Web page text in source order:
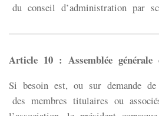
du conseil d’administration par
Article 10 : Assemblée générale
Si besoin est, ou sur demande
des membres titulaires ou